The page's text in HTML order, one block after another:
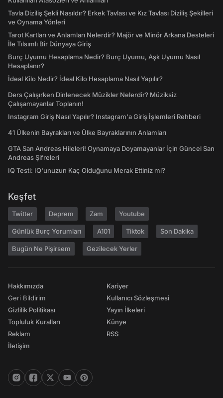
Tavla Diziliş Şekli Nasıldır? Erkek Tavlası ve Kız Tavlası Diziliş Şekilleri
ve Oynama Yönleri
Tarot Kartları ve Anlamları Nelerdir? Majör ve Minör Arkana Desteleri
İle Tılsımlı Bir Dünyaya Giriş
Burç Uyumu Hesaplama Nedir? Burç Uyumu, Aşk Uyumu Nasıl
Hesaplanır?
İdeal Kilo Nedir? İdeal Kilo Hesaplama Nasıl Yapılır?
Ders Çalışırken Dinlenecek Müzikler Nelerdir? Müziksiz
Çalışamayanlar Toplanın!
Instagram Giriş Nasıl Yapılır? Instagram'a Giriş İşlemleri Rehberi
41 Ülkenin Bayrakları ve Ülke Bayraklarının Anlamları
GTA San Andreas Hileleri! Oynamaya Doyamayanlar İçin Güncel San
Andreas Şifreleri
IQ Testi: IQ'unuzun Kaç Olduğunu Merak Ettiniz mi?
Keşfet
Twitter Deprem Zam Youtube
Günlük Burç Yorumları A101 Tiktok Son Dakika
Bugün Ne Pişirsem Gezilecek Yerler
Hakkımızda
Geri Bildirim
Gizlilik Politikası
Topluluk Kuralları
Reklam
İletişim
Kariyer
Kullanıcı Sözleşmesi
Yayın İlkeleri
Künye
RSS